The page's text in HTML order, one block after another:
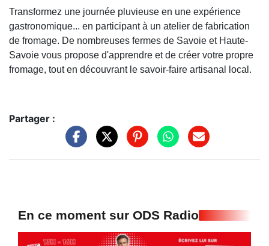
Transformez une journée pluvieuse en une expérience
gastronomique... en participant à un atelier de fabrication
de fromage. De nombreuses fermes de Savoie et Haute-
Savoie vous propose d'apprendre et de créer votre propre
fromage, tout en découvrant le savoir-faire artisanal local.
Partager :
En ce moment sur ODS Radio